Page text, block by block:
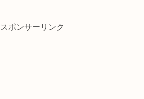
スポンサーリンク